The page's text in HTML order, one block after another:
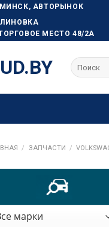
МИНСК, АВТОРЫНОК
МЕСТО 48/2А
Искать:
/ ЗАПЧАСТИ /